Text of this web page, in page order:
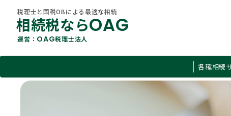
税理士と国税OBによる最適な相続
相続税ならOAG
運営： OAG税理士法人
相続税ならOAG
すべて
各種相続